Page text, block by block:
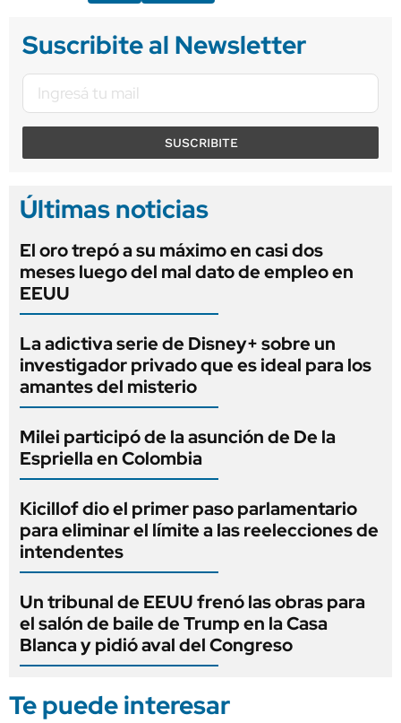
Suscribite al Newsletter
SUSCRIBITE
Últimas noticias
El oro trepó a su máximo en casi dos
meses luego del mal dato de empleo en
EEUU
La adictiva serie de Disney+ sobre un
investigador privado que es ideal para los
amantes del misterio
Milei participó de la asunción de De la
Espriella en Colombia
Kicillof dio el primer paso parlamentario
para eliminar el límite a las reelecciones de
intendentes
Un tribunal de EEUU frenó las obras para
el salón de baile de Trump en la Casa
Blanca y pidió aval del Congreso
Te puede interesar